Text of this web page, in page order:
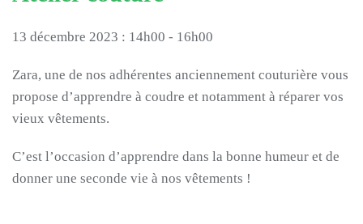
13 décembre 2023 : 14h00 - 16h00
Zara, une de nos adhérentes anciennement couturière vous
propose d’apprendre à coudre et notamment à réparer vos
vieux vêtements.
C’est l’occasion d’apprendre dans la bonne humeur et de
donner une seconde vie à nos vêtements !